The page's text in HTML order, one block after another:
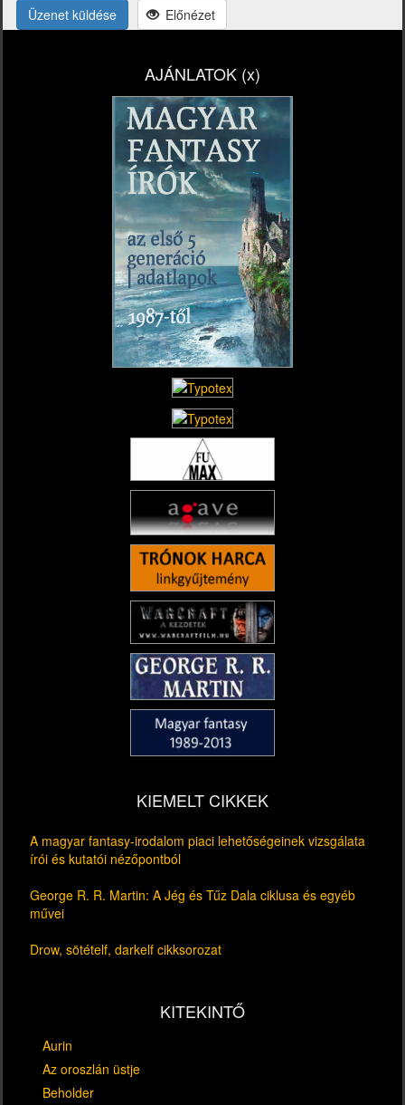
Üzenet küldése Előnézet
AJÁNLATOK (x)
KIEMELT CIKKEK
A magyar fantasy-irodalom piaci lehetőségeinek vizsgálata
írói és kutatói nézőpontból
George R. R. Martin: A Jég és Tűz Dala ciklusa és egyéb
művei
Drow, sötételf, darkelf cikksorozat
KITEKINTŐ
Aurin
Az oroszlán üstje
Beholder